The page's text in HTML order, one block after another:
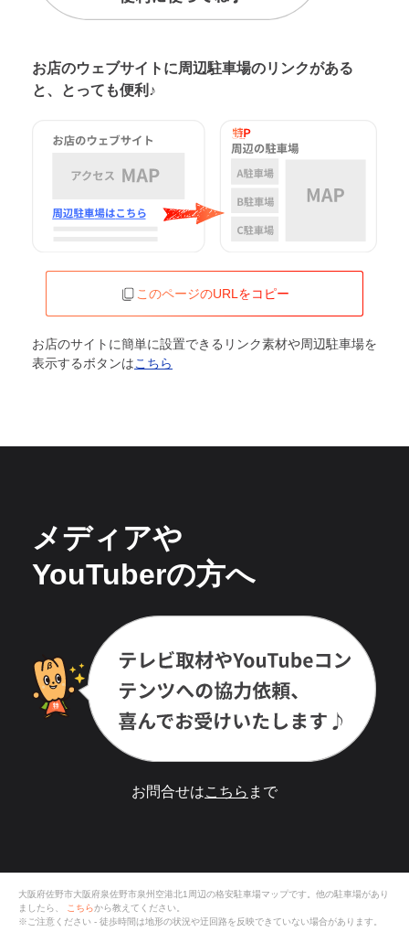
お店のウェブサイトに周辺駐車場のリンクがある
と、とっても便利♪
このページのURLをコピー
お店のサイトに簡単に設置できるリンク素材や周辺駐車場を
表示するボタンはこちら
メディアや
YouTuberの方へ
お問合せはこちら まで
大阪府佐野市大阪府泉佐野市泉州空港北1周辺の格安駐車場マップです。他の駐車場があり
ましたら、 こちらから教えてください。
※ご注意ください - 徒歩時間は地形の状況や迂回路を反映できていない場合があります。